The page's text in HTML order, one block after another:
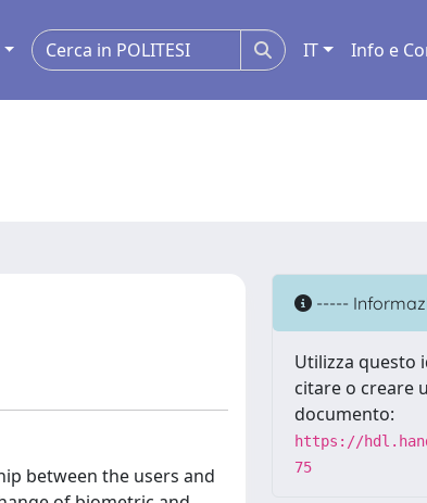
IT Info e
between the users and
-----
Utilizza questo
citare o creare
documento:
https://
75